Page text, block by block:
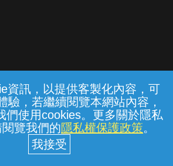
資訊，以提供客製化內容，可
驗，若繼續閱覽本網站內容，
們使用cookies。更多關於隱私
覽我們的隱私權保護政策。
客服 服務條款 隱私權保護
份有限公司個人家庭分公司
號：96979949) © 2026
{{notifyMsg}}